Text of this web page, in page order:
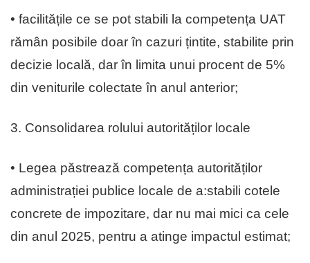
• facilitățile ce se pot stabili la competența UAT
rămân posibile doar în cazuri țintite, stabilite prin
decizie locală, dar în limita unui procent de 5%
din veniturile colectate în anul anterior;
3. Consolidarea rolului autorităților locale
• Legea păstrează competența autorităților
administrației publice locale de a:stabili cotele
concrete de impozitare, dar nu mai mici ca cele
din anul 2025, pentru a atinge impactul estimat;